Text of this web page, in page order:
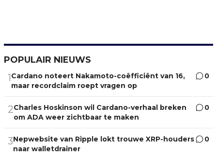
POPULAIR NIEUWS
1Cardano noteert Nakamoto-coëfficiënt van 16,
maar recordclaim roept vragen op
0
2Charles Hoskinson wil Cardano-verhaal breken
om ADA weer zichtbaar te maken
0
3Nepwebsite van Ripple lokt trouwe XRP-houders
naar walletdrainer
0